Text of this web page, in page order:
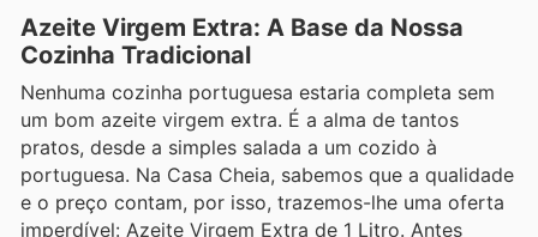
Azeite Virgem Extra: A Base da Nossa
Cozinha Tradicional
Nenhuma cozinha portuguesa estaria completa sem
um bom azeite virgem extra. É a alma de tantos
pratos, desde a simples salada a um cozido à
portuguesa. Na Casa Cheia, sabemos que a qualidade
e o preço contam, por isso, trazemos-lhe uma oferta
imperdível: Azeite Virgem Extra de 1 Litro. Antes